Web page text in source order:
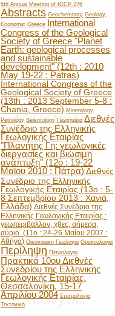
5th Annual Meeting of IGCP 276
Abstracts Geochemistry Geology,
Economic Greece
International
Congress of the Geological
Society of Greece "Planet
Earth: geological processes
and sustainable
development" (12th : 2010
May 19-22 : Patras)
International Congress of the
Geological Society of Greece
(13th : 2013 September 5-8 :
Chania, Greece) Mineralogy
Petrology Seismology Γεωχημεία Διεθνές
Συνέδριο της Ελληνικής
Γεωλογικής Εταιρίας
"Πλανήτης Γη: γεωλογικές
διεργασίες και βιώσιμη
ανάπτυξη" (12ο : 19-22
Μαϊου 2010 : Πάτρα) Διεθνές
Συνέδριο της Ελληνικής
Γεωλογικής Εταιρίας (13ο : 5-
8 Σεπτεμβρίου 2013 : Χανιά,
Ελλάδα) Διεθνές Συνέδριο της
Ελληνικής Γεωλογικής Εταιρίας :
γεωπεριβάλλον, χθες, σήμερα,
αύριο. (11ο : 24-26 Μαίου 2007 :
Αθήνα) Οικονομική Γεωλογία Ορυκτολογία
Περίληψη Πετρολογία
Πρακτικά 10ου Διεθνές
Συνεδρίου της Ελληνικής
Γεωλογικής Εταιρίας.
Θεσσαλονίκη, 15-17
Απριλίου 2004 Σεισμολογία
Τεκτονική